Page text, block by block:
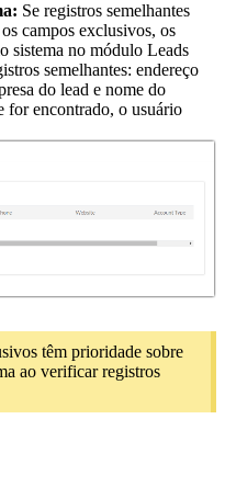
Se registros semelhantes
campos exclusivos, os
sistema no módulo Leads
semelhantes: endereço
do lead e nome do
for encontrado, o usuário
têm prioridade sobre
ao verificar registros